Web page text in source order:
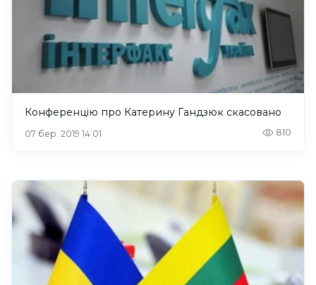
Конференцію про Катерину Гандзюк скасовано
07 бер. 2019 14:01 810